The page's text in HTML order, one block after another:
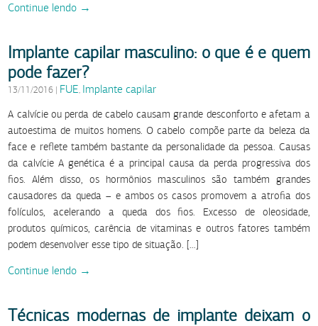
Continue lendo →
Implante capilar masculino: o que é e quem
pode fazer?
13/11/2016 | FUE, Implante capilar
A calvície ou perda de cabelo causam grande desconforto e afetam a
autoestima de muitos homens. O cabelo compõe parte da beleza da
face e reflete também bastante da personalidade da pessoa. Causas
da calvície A genética é a principal causa da perda progressiva dos
fios. Além disso, os hormônios masculinos são também grandes
causadores da queda – e ambos os casos promovem a atrofia dos
folículos, acelerando a queda dos fios. Excesso de oleosidade,
produtos químicos, carência de vitaminas e outros fatores também
podem desenvolver esse tipo de situação. […]
Continue lendo →
Técnicas modernas de implante deixam o